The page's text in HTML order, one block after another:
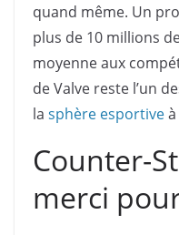
quand même. Un
plus de 10 millions
moyenne aux
de Valve reste l’un
la sphère esportive
Counter-
merci